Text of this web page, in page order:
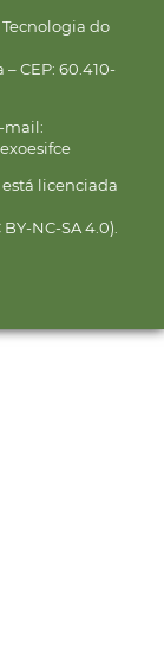
do
CEP: 60.410-
mail:
está licenciada
NC-SA 4.0).